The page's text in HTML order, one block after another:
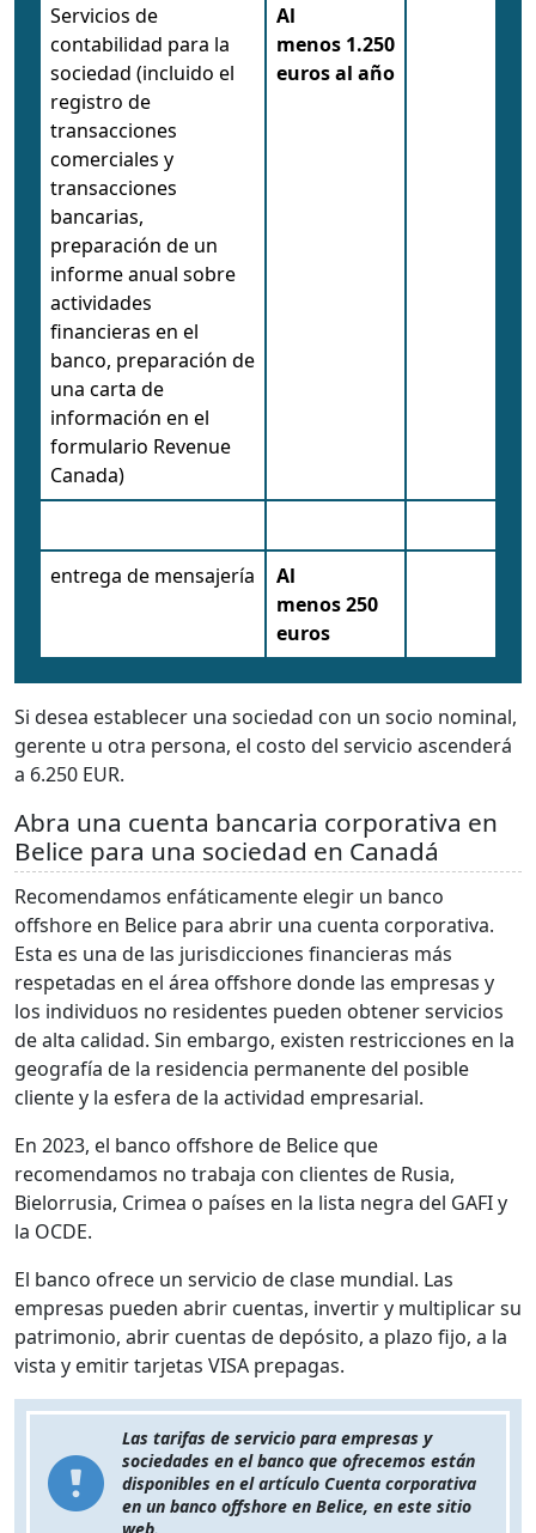
Servicios de
contabilidad para la
sociedad (incluido el
registro de
transacciones
comerciales y
transacciones
bancarias,
preparación de un
informe anual sobre
actividades
financieras en el
banco, preparación de
una carta de
información en el
formulario Revenue
Canada)
Al
menos 1.250
euros al año
entrega de mensajería
Al
menos250
euros
Si desea establecer una sociedad con un socio nominal,
gerente u otra persona, el costo del servicio ascenderá
a 6.250 EUR.
Abra una cuenta bancaria corporativa en
Belice para una sociedad en Canadá
Recomendamos enfáticamente elegir un banco
offshore en Belice para abrir una cuenta corporativa.
Esta es una de las jurisdicciones financieras más
respetadas en el área offshore donde las empresas y
los individuos no residentes pueden obtener servicios
de alta calidad. Sin embargo, existen restricciones en la
geografía de la residencia permanente del posible
cliente y la esfera de la actividad empresarial.
En 2023, el banco offshore de Belice que
recomendamos no trabaja con clientes de Rusia,
Bielorrusia, Crimea o países en la lista negra del GAFI y
la OCDE.
El banco ofrece un servicio de clase mundial. Las
empresas pueden abrir cuentas, invertir y multiplicar su
patrimonio, abrir cuentas de depósito, a plazo fijo, a la
vista y emitir tarjetas VISA prepagas.
Las tarifas de servicio para empresas y
sociedades en el banco que ofrecemos están
disponibles en el artículo Cuenta corporativa
en un banco offshore en Belice, en este sitio